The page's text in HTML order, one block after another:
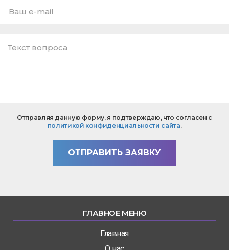
Имя
mail
вопроса
Отправляя данную форму, я подтверждаю, что согласен с
политикой конфиденциальности сайта.
ОТПРАВИТЬ ЗАЯВКУ
ГЛАВНОЕ МЕНЮ
Главная